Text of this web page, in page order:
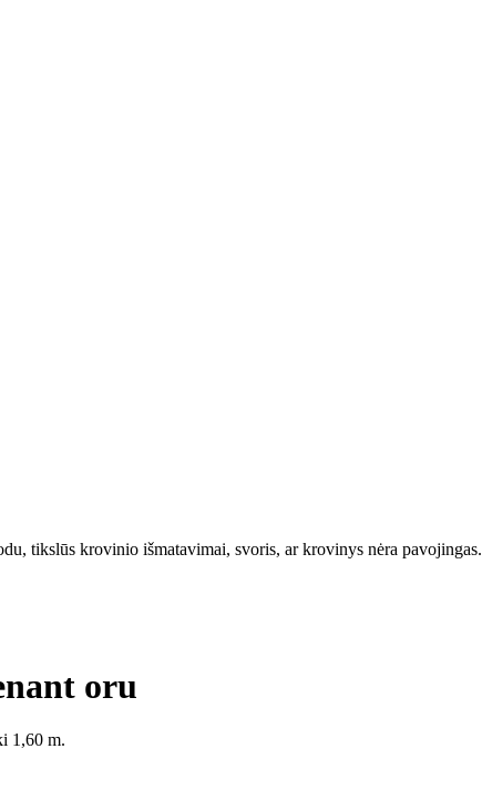
tikslūs krovinio išmatavimai, svoris, ar krovinys nėra pavojingas.
oru
1,60 m.